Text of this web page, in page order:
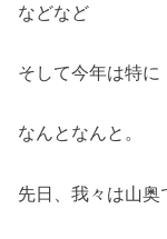
などなど
そして今年は特に
なんとなんと。
先日、我々は山奥